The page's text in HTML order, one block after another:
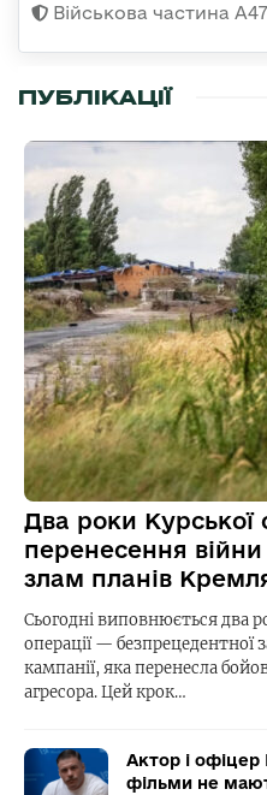
Військова частина
ПУБЛІКАЦІЇ
Два роки Курської
перенесення
злам планів
Сьогодні виповнюється два
операції — безпрецедентної
кампанії, яка перенесла
агресора. Цей крок…
Актор і
фільми не